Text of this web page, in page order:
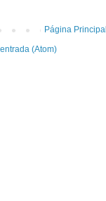
Página Principal
(Atom)